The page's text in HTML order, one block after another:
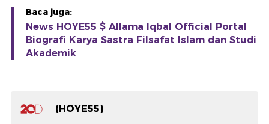
Baca juga:
News HOYE55 $ Allama Iqbal Official Portal
Biografi Karya Sastra Filsafat Islam dan Studi
Akademik
(HOYE55)